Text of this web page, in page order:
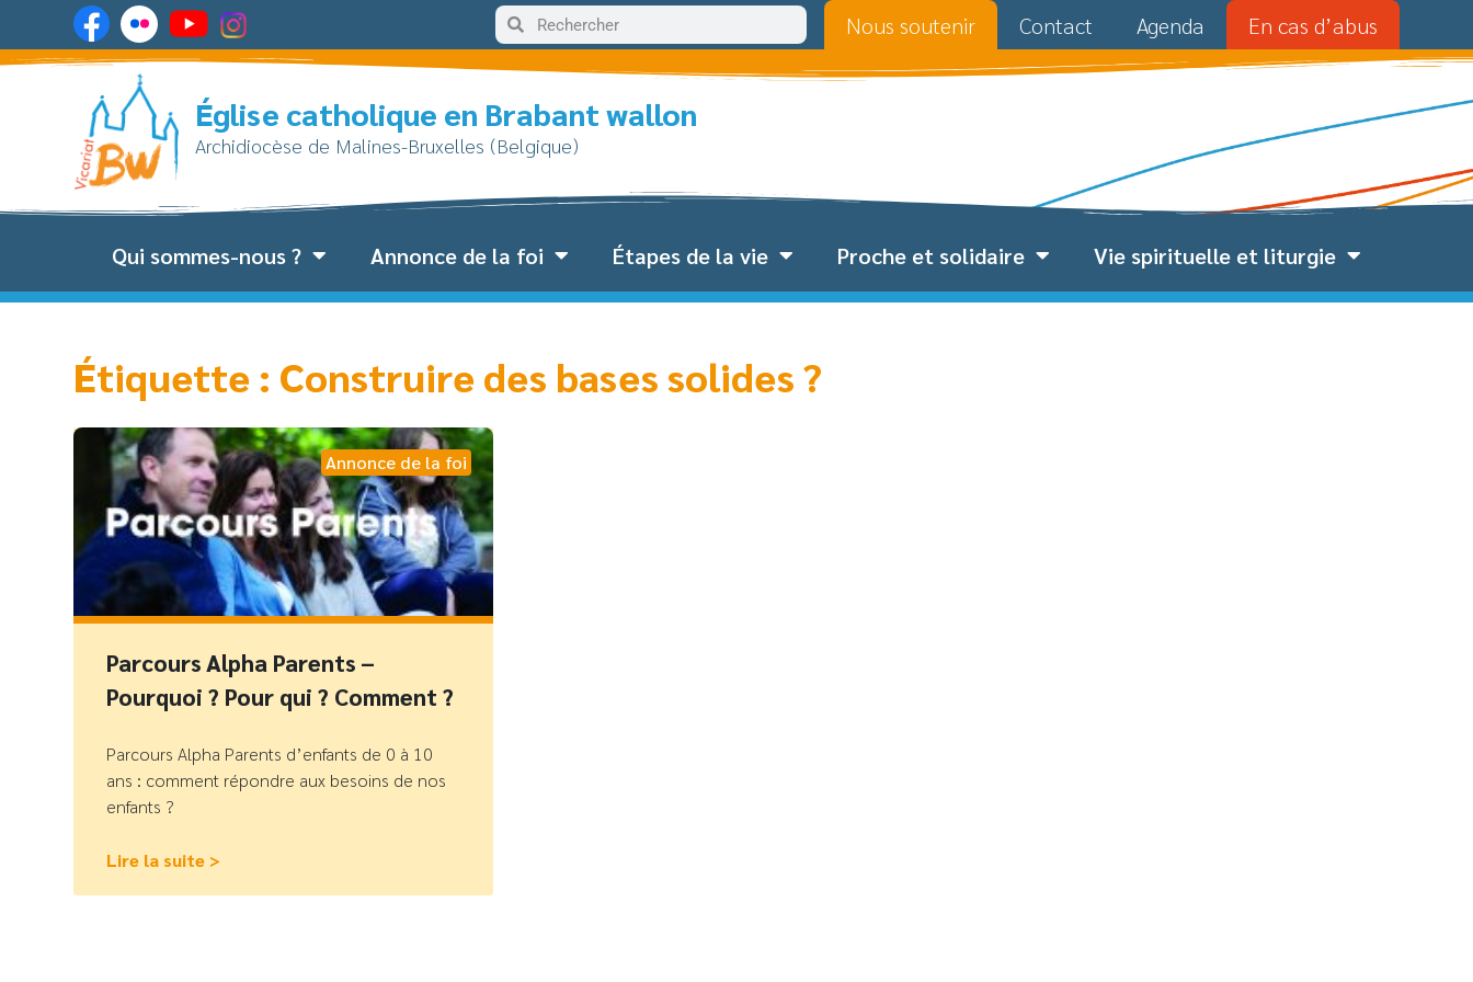
Nous soutenir Contact Agenda En cas d’abus
Église catholique en Brabant wallon
Archidiocèse de Malines-Bruxelles (Belgique)
Qui sommes-nous ? Annonce de la foi Étapes de la vie Proche et solidaire Vie spirituelle et liturgie
Étiquette : Construire des bases solides ?
Annonce de la foi
Parcours Alpha Parents –
Pourquoi ? Pour qui ? Comment ?
Parcours Alpha Parents d’enfants de 0 à 10
ans : comment répondre aux besoins de nos
enfants ?
Lire la suite >